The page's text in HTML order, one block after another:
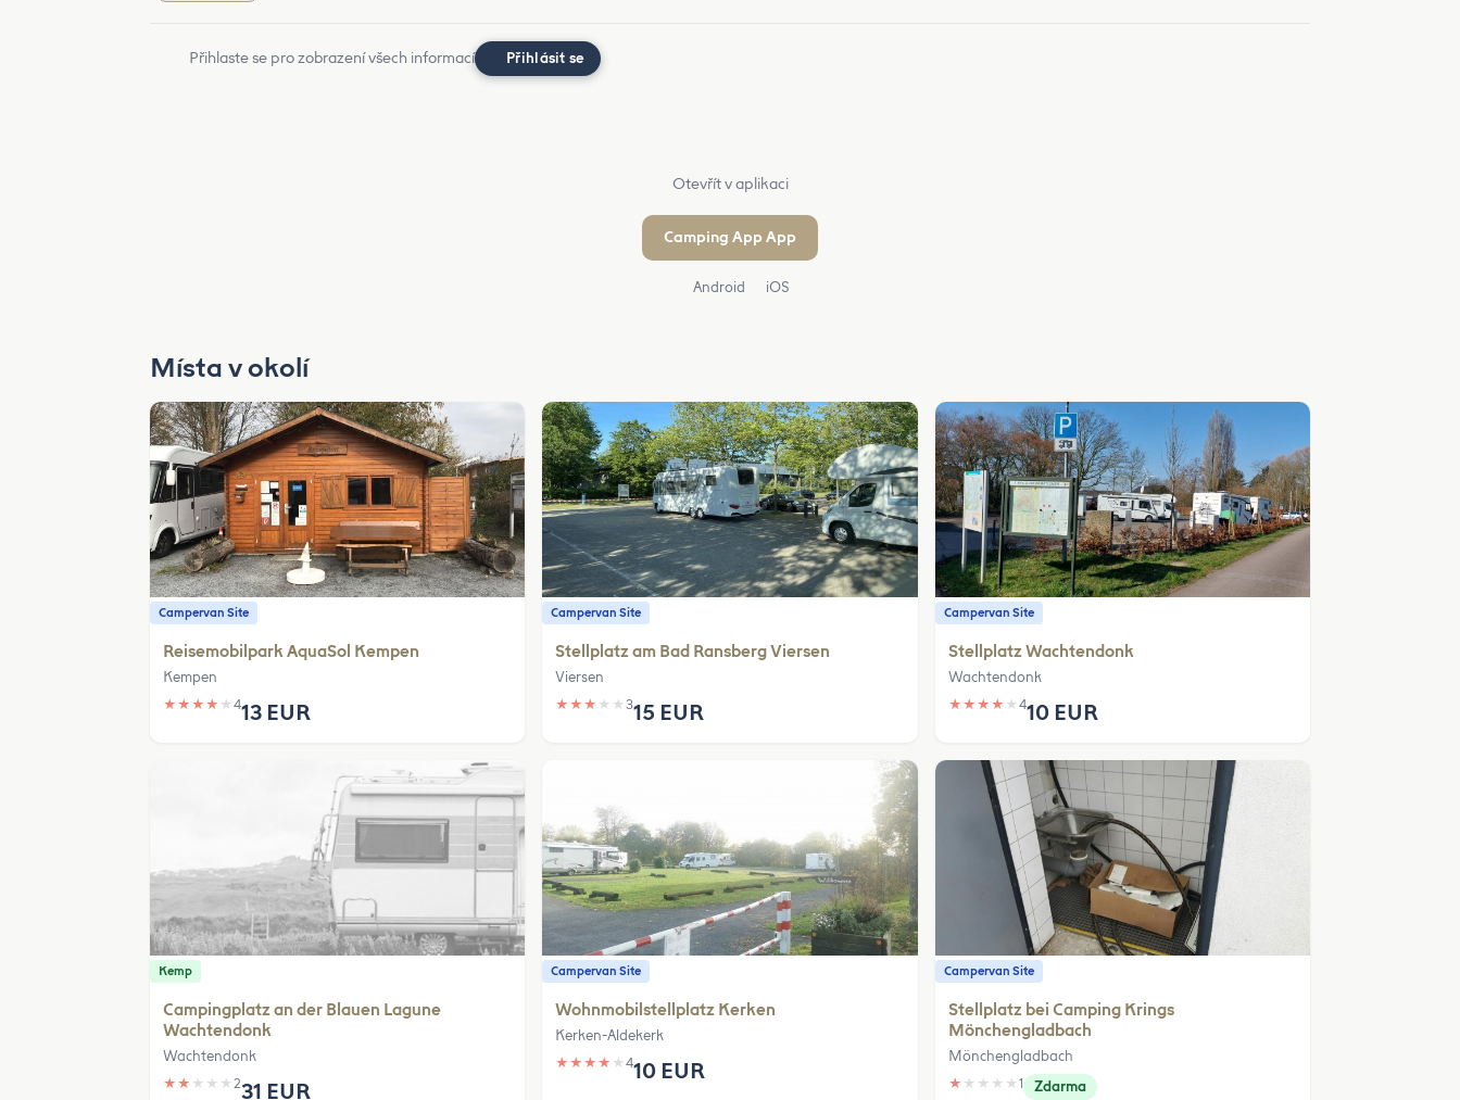
Přihlaste se pro zobrazení všech informací Přihlásit se
Otevřít v aplikaci
Camping App App
Android iOS
Místa v okolí
Campervan Site
Reisemobilpark AquaSol Kempen
Kempen
★ ★ ★ ★ ★ 413 EUR
Campervan Site
Stellplatz am Bad Ransberg Viersen
Viersen
★ ★ ★ ★ ★315 EUR
Campervan Site
Stellplatz Wachtendonk
Wachtendonk
★ ★ ★ ★ ★ 410 EUR
Kemp
Campingplatz an der Blauen Lagune
Wachtendonk
Wachtendonk
★ ★ ★ ★ ★ 231 EUR
Campervan Site
Wohnmobilstellplatz Kerken
Kerken-Aldekerk
★ ★ ★ ★ ★410 EUR
Campervan Site
Stellplatz bei Camping Krings
Mönchengladbach
Mönchengladbach
★ ★ ★ ★ ★ 1 Zdarma